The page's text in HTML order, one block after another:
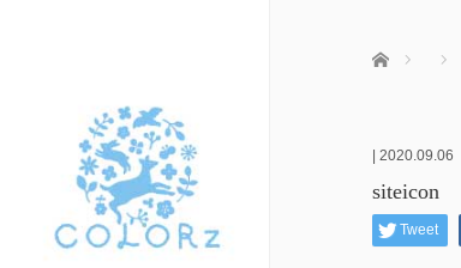
ホーム
2020.09.06
siteicon
Tweet